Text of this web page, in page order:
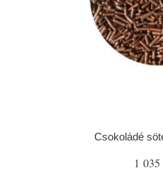
Csokoládé
1